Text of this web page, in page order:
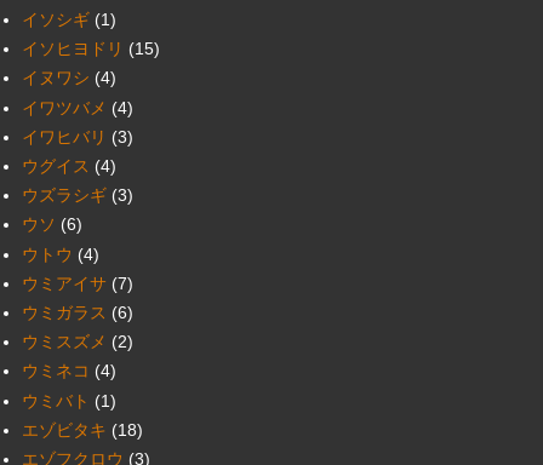
イソシギ (1)
イソヒヨドリ (15)
イヌワシ (4)
イワツバメ (4)
イワヒバリ (3)
ウグイス (4)
ウズラシギ (3)
ウソ (6)
ウトウ (4)
ウミアイサ (7)
ウミガラス (6)
ウミスズメ (2)
ウミネコ (4)
ウミバト (1)
エゾビタキ (18)
エゾフクロウ (3)